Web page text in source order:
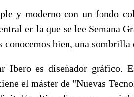
y moderno con un fondo
en la que se lee Semana
conocemos bien, una sombrilla
Ibero es diseñador gráfico.
el máster de "Nuevas